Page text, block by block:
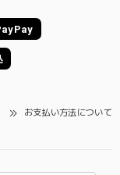
お支払い方法について